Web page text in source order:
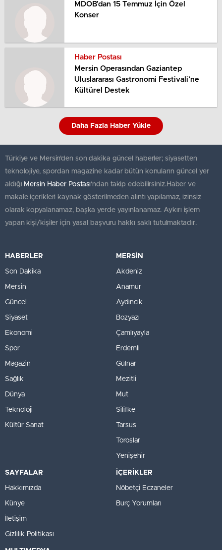
MDOB’dan 15 Temmuz İçin Özel
Konser
Haber Postası
Mersin Operasından Gaziantep
Uluslararası Gastronomi Festivali’ne
Kültürel Destek
Daha Fazla Haber Yükle
Türkiye ve Mersin’den son dakika güncel haberler; siyasetten
teknolojiye, spordan magazine kadar bütün konuların güncel yer
aldığı Mersin Haber Postası'ndan takip edebilirsiniz.Haber ve
makale içerikleri kaynak gösterilmeden alıntı yapılamaz, izinsiz
olarak kopyalanamaz, başka yerde yayınlanamaz. Aykırı işlem
yapan kişi/kişiler için yasal başvuru hakkı saklı tutulmaktadır.
HABERLER
Son Dakika
Mersin
Güncel
Siyaset
Ekonomi
Spor
Magazin
Sağlık
Dünya
Teknoloji
Kültür Sanat
MERSİN
Akdeniz
Anamur
Aydıncık
Bozyazı
Çamlıyayla
Erdemli
Gülnar
Mezitli
Mut
Silifke
Tarsus
Toroslar
Yenişehir
SAYFALAR
Hakkımızda
Künye
İletişim
Gizlilik Politikası
İÇERİKLER
Nöbetçi Eczaneler
Burç Yorumları